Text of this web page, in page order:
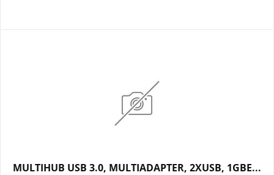
MULTIHUB USB 3.0, MULTIADAPTER, 2XUSB, 1GBE...